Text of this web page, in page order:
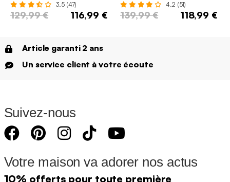
3.5 (47)
129,99 € 116,99 €
4.2 (51)
139,99 € 118,99 €
Article garanti 2 ans
Un service client à votre écoute
Suivez-nous
Votre maison va adorer nos actus
10% offerts pour toute première